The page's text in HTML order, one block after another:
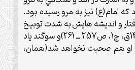
امام(ع) نيز به مرو رسيده بود.
و انديشه هايش به شدت توبيخ
کرد (شيخ صدوق ،1404ق، ج1، ص257 ــ 261)و سوگند ياد
او هم صحبت نخواهد شد(همان،